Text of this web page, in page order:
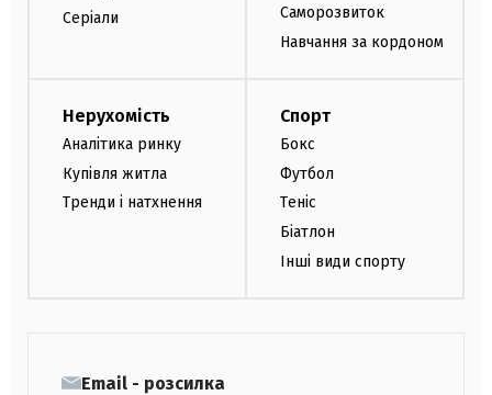
Серіали
Саморозвиток
Навчання за кордоном
Нерухомість
Аналітика ринку
Купівля житла
Тренди і натхнення
Спорт
Бокс
Футбол
Теніс
Біатлон
Інші види спорту
Email - розсилка